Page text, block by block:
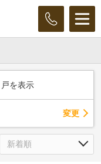
戸を表示
変更